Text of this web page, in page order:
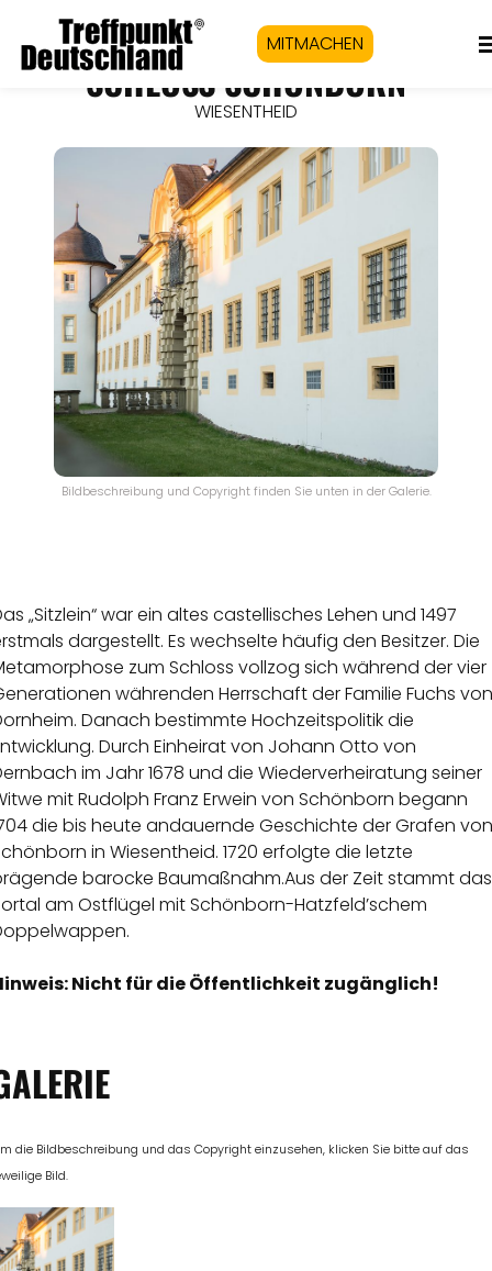
MITMACHEN
SCHLOSS SCHÖNBORN
WIESENTHEID
Bildbeschreibung und Copyright finden Sie unten in der Galerie.
„Sitzlein“ war ein altes castellisches Lehen und 1497
dargestellt. Es wechselte häufig den Besitzer. Die
zum Schloss vollzog sich während der vier
währenden Herrschaft der Familie Fuchs von
Danach bestimmte Hochzeitspolitik die
Durch Einheirat von Johann Otto von
im Jahr 1678 und die Wiederverheiratung seiner
mit Rudolph Franz Erwein von Schönborn begann
die bis heute andauernde Geschichte der Grafen von
in Wiesentheid. 1720 erfolgte die letzte
barocke Baumaßnahm.Aus der Zeit stammt das
am Ostflügel mit Schönborn-Hatzfeld’schem
Nicht für die Öffentlichkeit zugänglich!
die Bildbeschreibung und das Copyright einzusehen, klicken Sie bitte auf das
Bild.